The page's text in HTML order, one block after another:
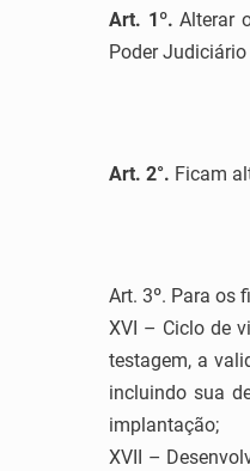
Art. 1º. Alterar
Poder
Art. 2°. Ficam
Art. 3º. Para os
XVI – Ciclo de
testagem, a
incluindo sua
implantação;
XVII –